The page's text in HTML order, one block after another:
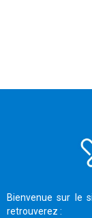
Bienvenue sur le
retrouverez :